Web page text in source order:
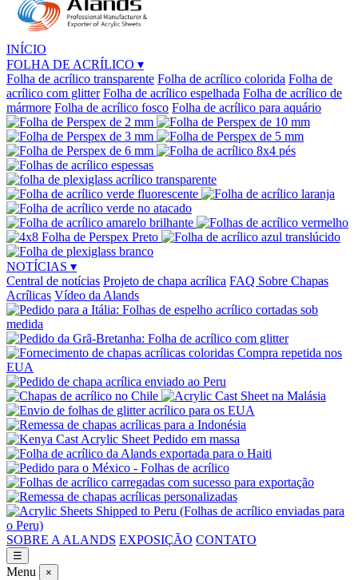
INÍCIO
FOLHA DE ACRÍLICO ▾
Folha de acrílico transparente Folha de acrílico colorida Folha de
acrílico com glitter Folha de acrílico espelhada Folha de acrílico de
mármore Folha de acrílico fosco Folha de acrílico para aquário
NOTÍCIAS ▾
Central de notícias Projeto de chapa acrílica FAQ Sobre Chapas
Acrílicas Vídeo da Alands
SOBRE A ALANDS EXPOSIÇÃO CONTATO
☰
Menu ×